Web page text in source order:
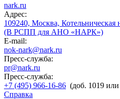
nark.ru
Адрес:
109240, Москва, Котельническая
(В РСПП для АНО «НАРК»)
E-mail:
nok-nark@nark.ru
Пресс-служба:
pr@nark.ru
Пресс-служба:
+7 (495) 966-16-86 (доб. 1019
Справка